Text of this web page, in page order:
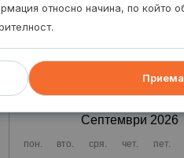
Септември 2026
пон. вто. сря. чет. пет.
относно начина, по който